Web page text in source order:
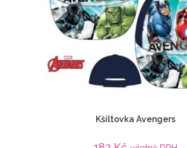
Kšiltovka Avengers